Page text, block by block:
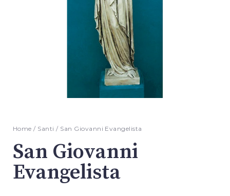
Home / Santi / San Giovanni Evangelista
San Giovanni
Evangelista